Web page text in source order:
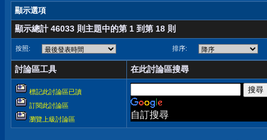
顯示選項
顯示總計 46033 則主題中的第 1 到第 18 則
按照: 排序:
討論區工具 在此討論區搜尋
標記此討論區已讀
訂閱此討論區
瀏覽上級討論區
自訂搜尋